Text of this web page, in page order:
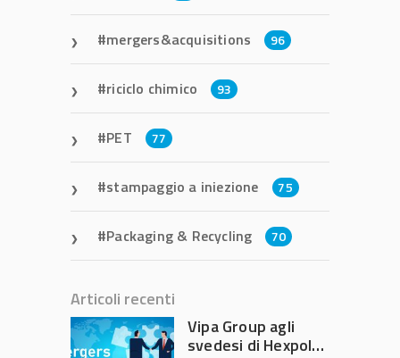
mergers&acquisitions 96
riciclo chimico 93
PET 77
stampaggio a iniezione 75
Packaging & Recycling 70
Articoli recenti
Vipa Group agli
svedesi di Hexpol